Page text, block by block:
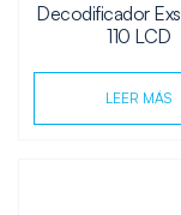
Decodificador
110 LCD
LEER MÁS